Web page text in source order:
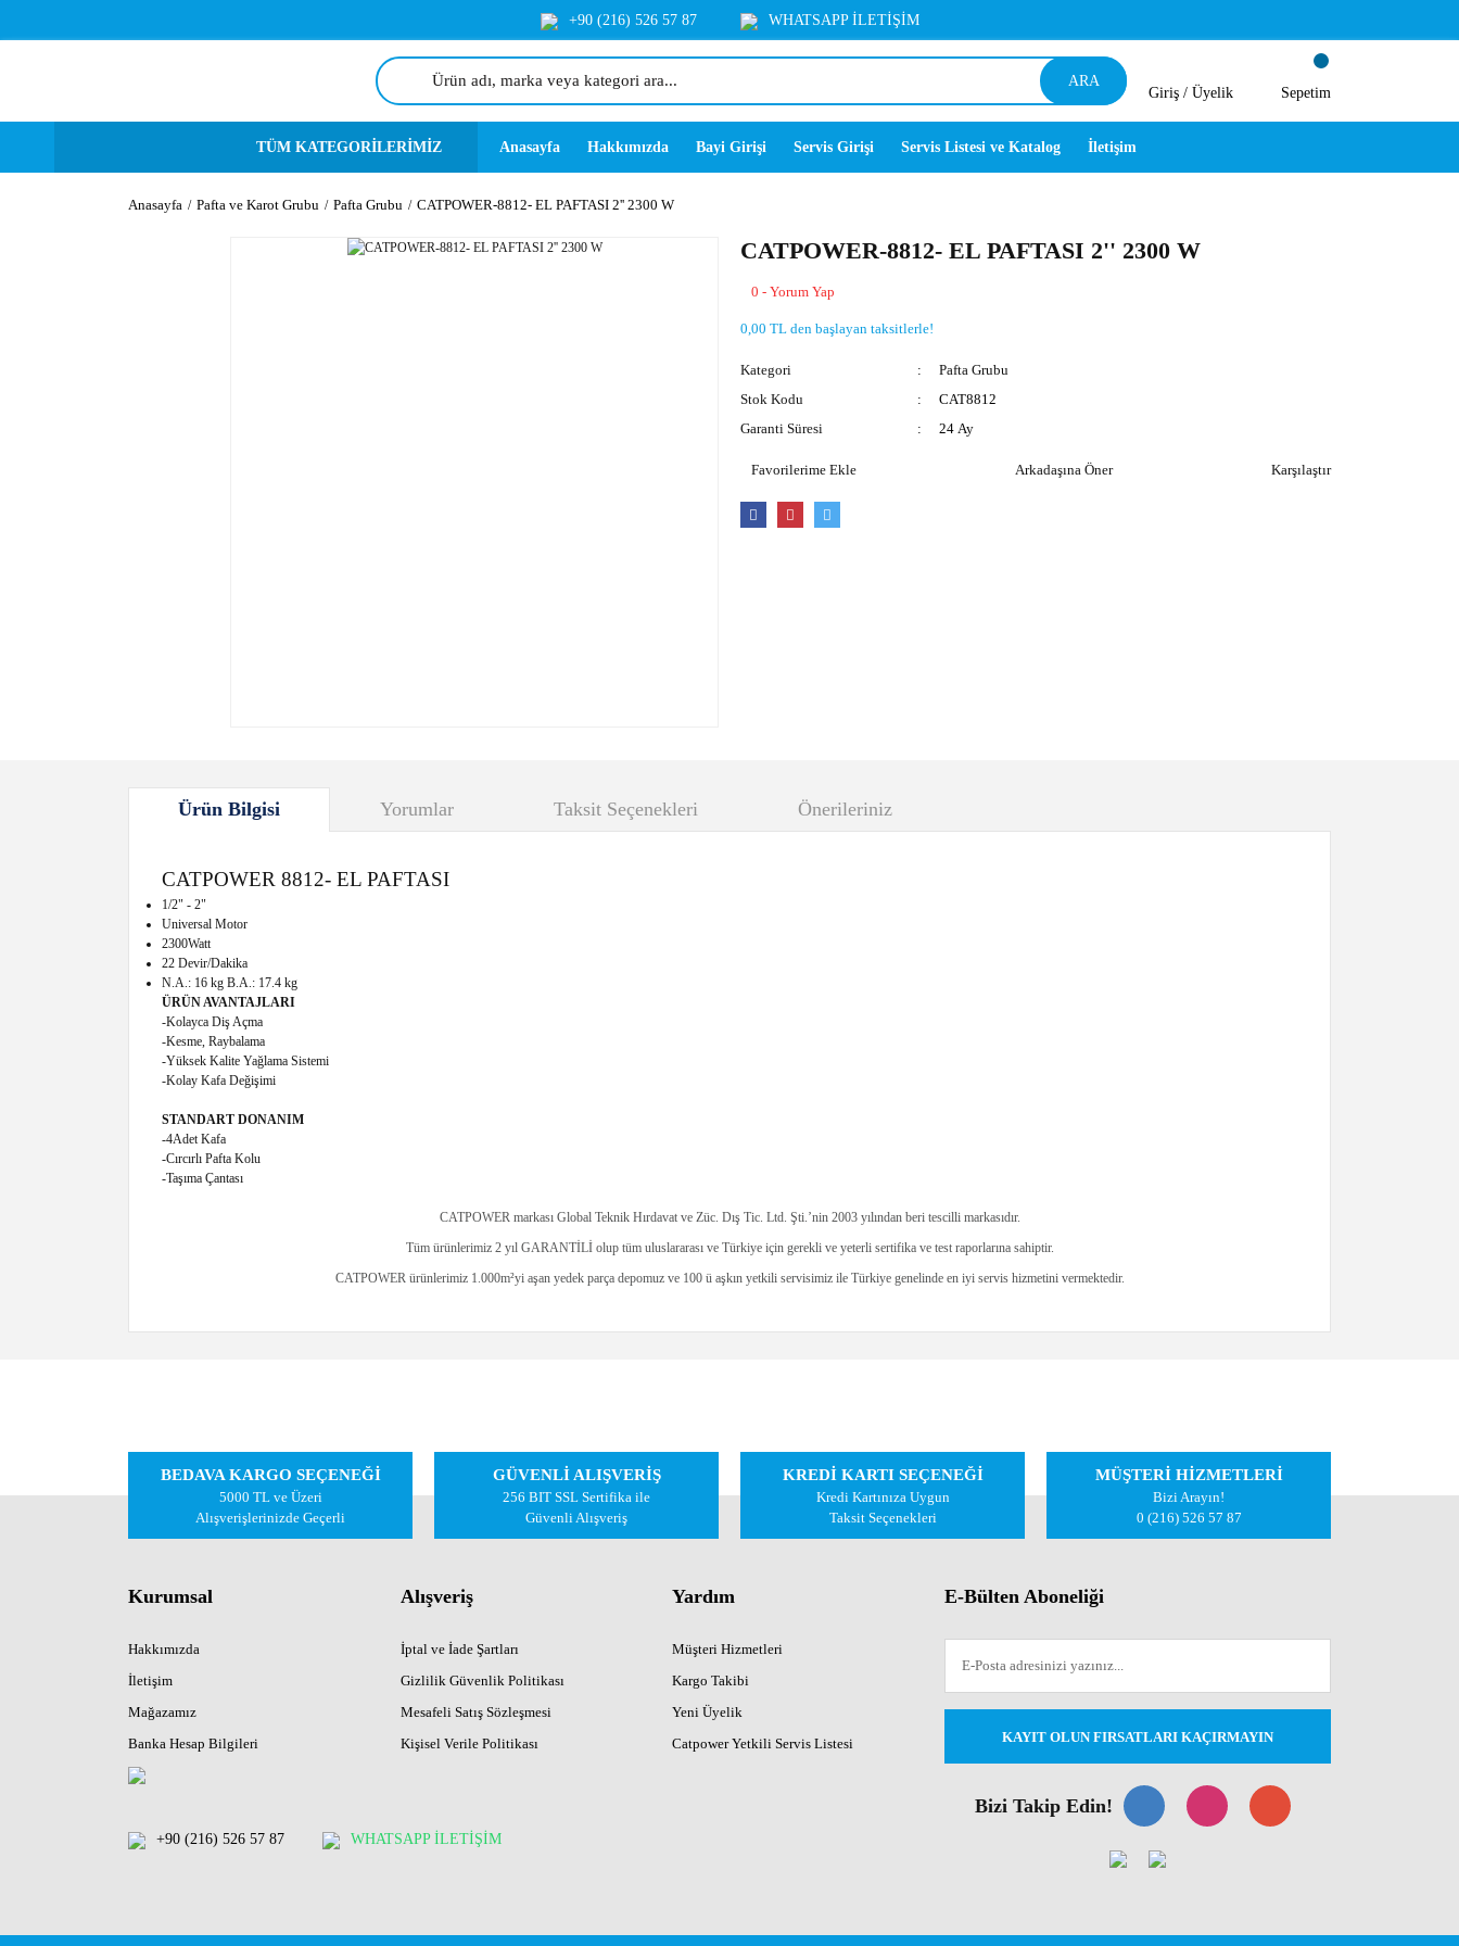
+90 (216) 526 57 87 WHATSAPP İLETİŞİM
ARA
Giriş / Üyelik Sepetim
TÜM KATEGORİLERİMİZ Anasayfa Hakkımızda Bayi Girişi Servis Girişi Servis Listesi ve Katalog İletişim
Anasayfa Pafta ve Karot Grubu Pafta Grubu CATPOWER-8812- EL PAFTASI 2'' 2300 W
CATPOWER-8812- EL PAFTASI 2'' 2300 W
0 - Yorum Yap
0,00 TL den başlayan taksitlerle!
Kategori
Pafta Grubu
Stok Kodu
CAT8812
Garanti Süresi
24 Ay
Arkadaşına Öner Karşılaştır
Ürün Bilgisi Yorumlar Taksit Seçenekleri Önerileriniz
CATPOWER 8812- EL PAFTASI
1/2" - 2"
Universal Motor
2300Watt
22 Devir/Dakika
N.A.: 16 kg B.A.: 17.4 kg
ÜRÜN AVANTAJLARI
-Kolayca Diş Açma
-Kesme, Raybalama
-Yüksek Kalite Yağlama Sistemi
-Kolay Kafa Değişimi
STANDART DONANIM
-4Adet Kafa
-Cırcırlı Pafta Kolu
-Taşıma Çantası
CATPOWER markası Global Teknik Hırdavat ve Züc. Dış Tic. Ltd. Şti.’nin 2003 yılından beri tescilli markasıdır.
Tüm ürünlerimiz 2 yıl GARANTİLİ olup tüm uluslararası ve Türkiye için gerekli ve yeterli sertifika ve test raporlarına sahiptir.
CATPOWER ürünlerimiz 1.000m²yi aşan yedek parça depomuz ve 100 ü aşkın yetkili servisimiz ile Türkiye genelinde en iyi servis hizmetini vermektedir.
Ürün resmi kalitesiz, bozuk veya görüntülenemiyor.
Ürün açıklamasında eksik bilgiler bulunuyor.
Ürün bilgilerinde hatalar bulunuyor.
Ürün fiyatı diğer sitelerden daha pahalı.
Gönder
BEDAVA KARGO SEÇENEĞİ
5000 TL ve Üzeri
Alışverişlerinizde Geçerli
GÜVENLİ ALIŞVERİŞ
256 BIT SSL Sertifika ile
Güvenli Alışveriş
KREDİ KARTI SEÇENEĞİ
Kredi Kartınıza Uygun
Taksit Seçenekleri
MÜŞTERİ HİZMETLERİ
Bizi Arayın!
0 (216) 526 57 87
Kurumsal
Hakkımızda
İletişim
Mağazamız
Banka Hesap Bilgileri
Alışveriş
İptal ve İade Şartları
Gizlilik Güvenlik Politikası
Mesafeli Satış Sözleşmesi
Kişisel Verile Politikası
Yardım
Müşteri Hizmetleri
Kargo Takibi
Yeni Üyelik
Catpower Yetkili Servis Listesi
+90 (216) 526 57 87 WHATSAPP İLETİŞİM
E-Bülten Aboneliği
KAYIT OLUN FIRSATLARI KAÇIRMAYIN
Bizi Takip Edin!